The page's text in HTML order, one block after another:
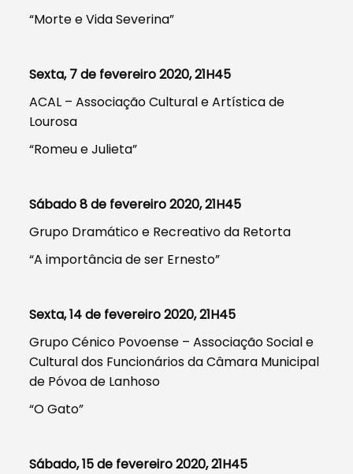
“Morte e Vida Severina”
Sexta, 7 de fevereiro 2020, 21H45
ACAL – Associação Cultural e Artística de
Lourosa
“Romeu e Julieta”
Sábado 8 de fevereiro 2020, 21H45
Grupo Dramático e Recreativo da Retorta
“A importância de ser Ernesto”
Sexta, 14 de fevereiro 2020, 21H45
Grupo Cénico Povoense – Associação Social e
Cultural dos Funcionários da Câmara Municipal
de Póvoa de Lanhoso
“O Gato”
Sábado, 15 de fevereiro 2020, 21H45